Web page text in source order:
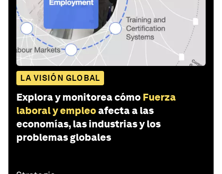
LA VISIÓN GLOBAL
Explora y monitorea cómo Fuerza
laboral y empleoafecta a las
economías, las industrias y los
problemas globales